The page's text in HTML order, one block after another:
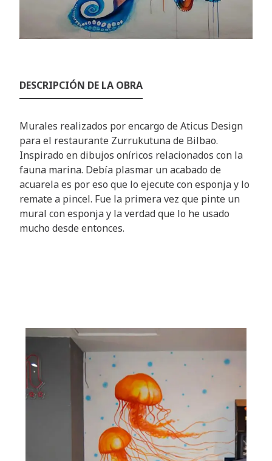
DESCRIPCIÓN DE LA OBRA
Murales realizados por encargo de Aticus Design
para el restaurante Zurrukutuna de Bilbao.
Inspirado en dibujos oníricos relacionados con la
fauna marina. Debía plasmar un acabado de
acuarela es por eso que lo ejecute con esponja y lo
remate a pincel. Fue la primera vez que pinte un
mural con esponja y la verdad que lo he usado
mucho desde entonces.